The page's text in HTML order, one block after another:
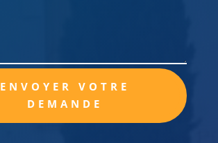
ENVOYER VOTRE
DEMANDE